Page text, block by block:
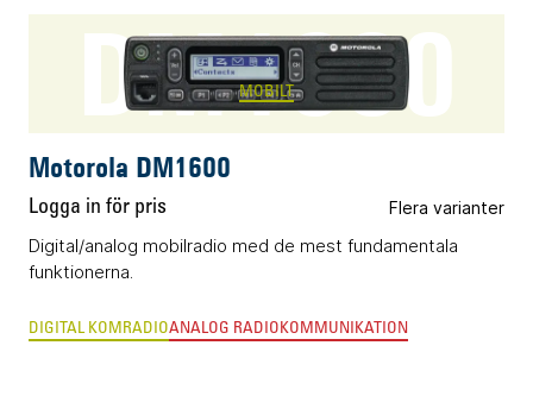
DM1600
MOBILT
Motorola DM1600
Logga in för pris Flera varianter
Digital/analog mobilradio med de mest fundamentala
funktionerna.
DIGITAL KOMRADIOANALOG RADIOKOMMUNIKATION